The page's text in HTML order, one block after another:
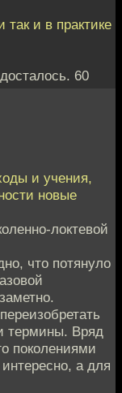
так и в практике
60
и учения,
новые
локтевой
что потянуло
термины. Вряд
поколениями
а для